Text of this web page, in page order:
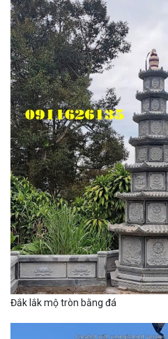
Đắk lắk mộ tròn bằng đá